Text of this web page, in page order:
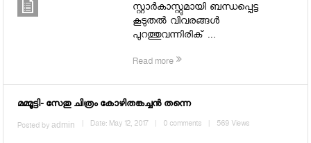
സ്റ്റാര്‍കാസ്റ്റുമായി ബന്ധപ്പെട്ട
കൂടുതല്‍ വിവരങ്ങള്‍
പുറത്തുവന്നിരിക് ...
Read more
മമ്മൂട്ടി- സേതു ചിത്രം കോഴിതങ്കച്ചന്‍ തന്നെ
Posted byadmin | Date: May 12, 2017 | 0 comments | 569 Views